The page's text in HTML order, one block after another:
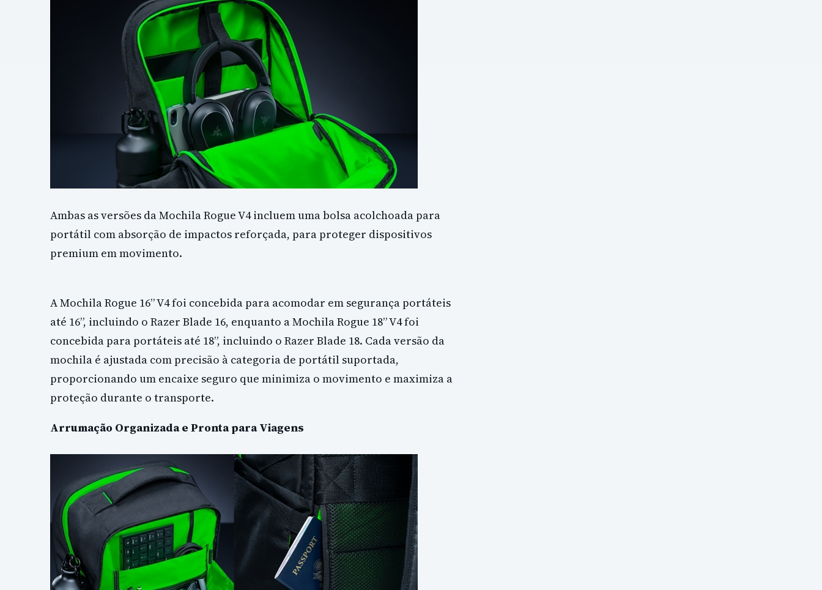
Ambas as versões da Mochila Rogue V4 incluem uma bolsa acolchoada para
portátil com absorção de impactos reforçada, para proteger dispositivos
premium em movimento.
A Mochila Rogue 16” V4 foi concebida para acomodar em segurança portáteis
até 16”, incluindo o Razer Blade 16, enquanto a Mochila Rogue 18” V4 foi
concebida para portáteis até 18”, incluindo o Razer Blade 18. Cada versão da
mochila é ajustada com precisão à categoria de portátil suportada,
proporcionando um encaixe seguro que minimiza o movimento e maximiza a
proteção durante o transporte.
Arrumação Organizada e Pronta para Viagens